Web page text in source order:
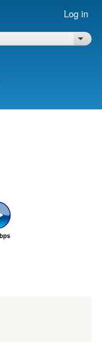
Log in
List